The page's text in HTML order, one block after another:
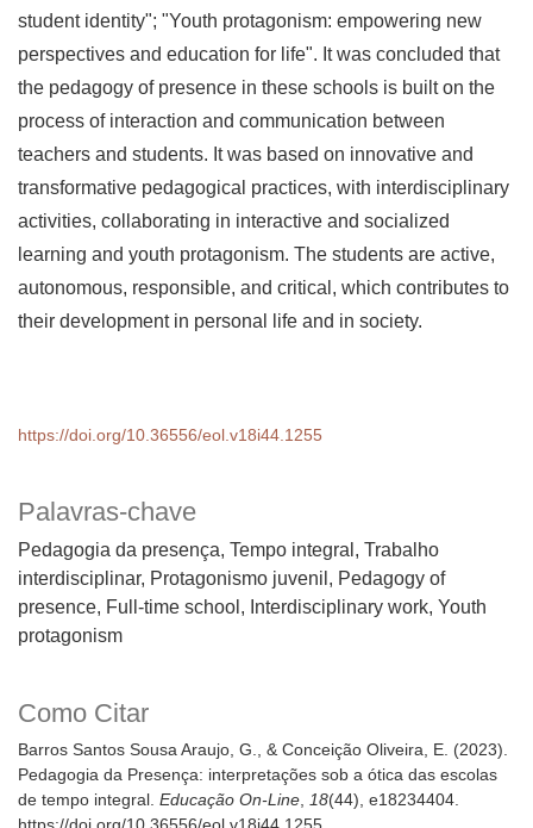
Palavras-chave
Pedagogia da presença, Tempo integral, Trabalho
interdisciplinar, Protagonismo juvenil
Pedagogy of
presence, Full-time school, Interdisciplinary work, Youth
protagonism
Como Citar
Barros Santos Sousa Araujo, G., & Conceição Oliveira, E. (2023).
Pedagogia da Presença: interpretações sob a ótica das escolas
de tempo integral. Educação On-Line, 18(44), e18234404.
student identity"; "Youth protagonism: empowering new
perspectives and education for life". It was concluded that
the pedagogy of presence in these schools is built on the
process of interaction and communication between
teachers and students. It was based on innovative and
transformative pedagogical practices, with interdisciplinary
activities, collaborating in interactive and socialized
learning and youth protagonism. The students are active,
autonomous, responsible, and critical, which contributes to
their development in personal life and in society.
https://doi.org/10.36556/eol.v18i44.1255